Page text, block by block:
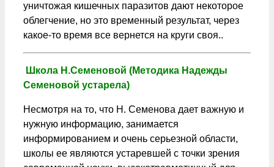
уничтожая кишечных паразитов дают некоторое
облегчение, но это временный результат, через
какое-то время все вернется на круги своя..
Школа Н.Семеновой (Методика Надежды
Семеновой устарела)
Несмотря на то, что Н. Семенова дает важную и
нужную информацию, занимается
информированием и очень серьезной области,
школы ее являются устаревшей с точки зрения